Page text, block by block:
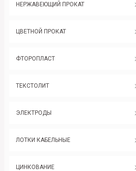
НЕРЖАВЕЮЩИЙ ПРОКАТ
ЦВЕТНОЙ ПРОКАТ
ФТОРОПЛАСТ
ТЕКСТОЛИТ
ЭЛЕКТРОДЫ
ЛОТКИ КАБЕЛЬНЫЕ
ЦИНКОВАНИЕ